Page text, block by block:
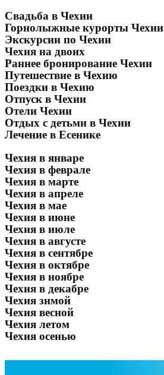
Свадьба в Чехии
Горнолыжные курорты Чехии
Экскурсии по Чехии
Чехия на двоих
Раннее бронирование Чехии
Путешествие в Чехию
Поездки в Чехию
Отпуск в Чехии
Отели Чехии
Отдых с детьми в Чехии
Лечение в Есенике
Чехия в январе
Чехия в феврале
Чехия в марте
Чехия в апреле
Чехия в мае
Чехия в июне
Чехия в июле
Чехия в августе
Чехия в сентябре
Чехия в октябре
Чехия в ноябре
Чехия в декабре
Чехия зимой
Чехия весной
Чехия летом
Чехия осенью